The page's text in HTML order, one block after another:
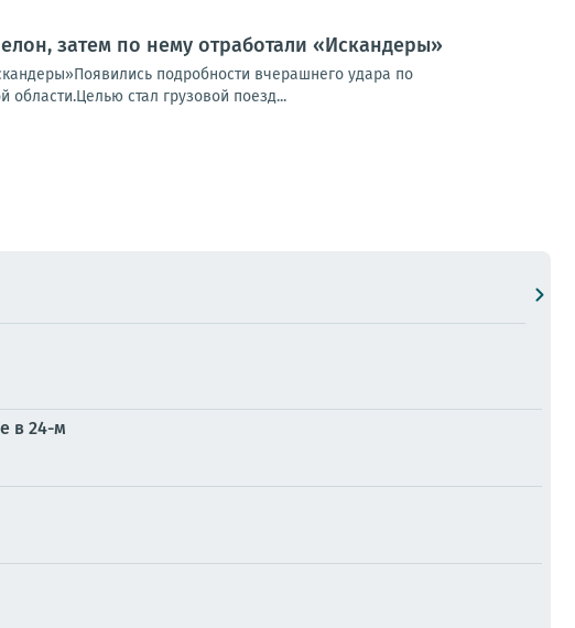
затем по нему отработали «Искандеры»
подробности вчерашнего удара по
стал грузовой поезд...
в 24-м